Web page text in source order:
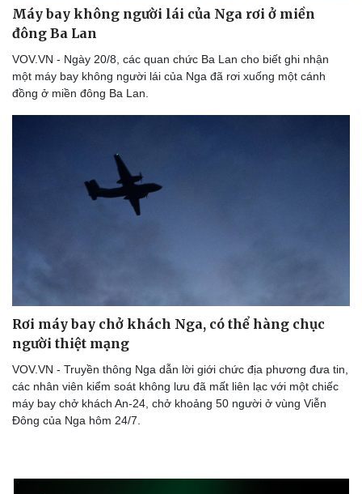
Thế giới thể thao
eSports
Hậu trường
Tư vấn
Máy bay không người lái của Nga rơi ở miền
đông Ba Lan
VOV.VN - Ngày 20/8, các quan chức Ba Lan cho biết ghi nhận
một máy bay không người lái của Nga đã rơi xuống một cánh
đồng ở miền đông Ba Lan.
Rơi máy bay chở khách Nga, có thể hàng chục
người thiệt mạng
VOV.VN - Truyền thông Nga dẫn lời giới chức địa phương đưa tin,
các nhân viên kiểm soát không lưu đã mất liên lạc với một chiếc
máy bay chở khách An-24, chở khoảng 50 người ở vùng Viễn
Đông của Nga hôm 24/7.